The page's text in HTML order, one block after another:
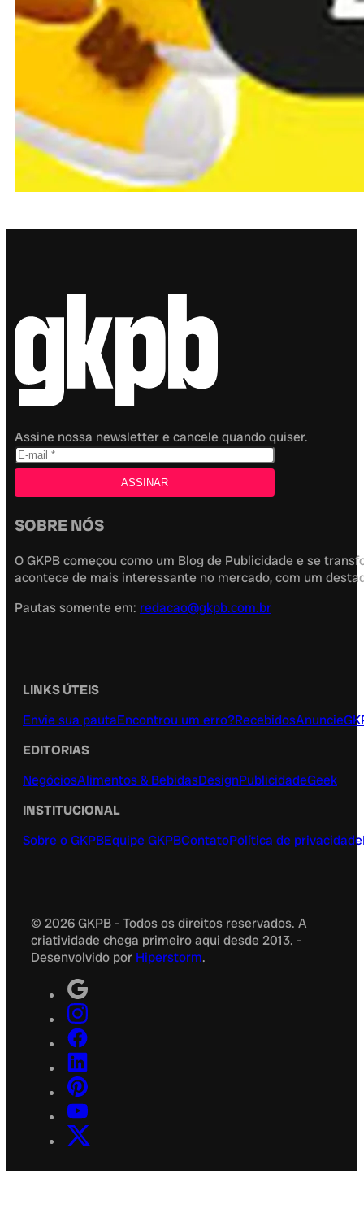
Assine nossa newsletter e cancele quando quiser.
SOBRE NÓS
O GKPB começou como um Blog de Publicidade e se
acontece de mais interessante no mercado, com um
Pautas somente em: redacao@gkpb.com.br
LINKS ÚTEIS
Envie sua pautaEncontrou um erro?RecebidosAnuncie
EDITORIAS
NegóciosAlimentos & BebidasDesignPublicidadeGeek
INSTITUCIONAL
Sobre o GKPBEquipe GKPBContatoPolítica de privacidade
© 2026 GKPB - Todos os direitos reservados. A
criatividade chega primeiro aqui desde 2013. -
Desenvolvido por Hiperstorm.